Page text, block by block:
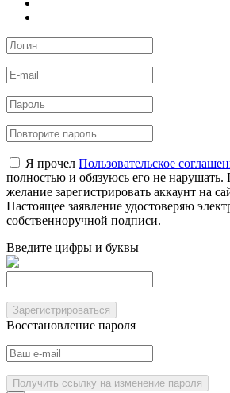
Я прочел Пользовательское
полностью и обязуюсь его не
желание зарегистрировать аккаунт на
Настоящее заявление удостоверяю
собственноручной подписи.
Введите цифры и буквы
Зарегистрироваться
Восстановление пароля
Получить ссылку на изменение пароля